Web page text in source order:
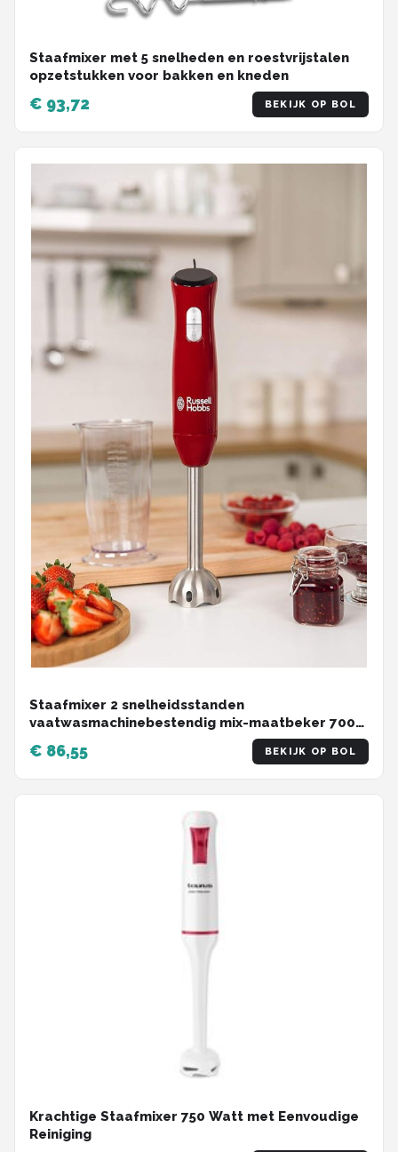
Staafmixer met 5 snelheden en roestvrijstalen
opzetstukken voor bakken en kneden
€ 93,72 BEKIJK OP BOL
Staafmixer 2 snelheidsstanden
vaatwasmachinebestendig mix-maatbeker 700
ml hakmolen blender smoothies soepen yoghurt
sauzen babyvoeding rood-zwart
€ 86,55 BEKIJK OP BOL
Krachtige Staafmixer 750 Watt met Eenvoudige
Reiniging